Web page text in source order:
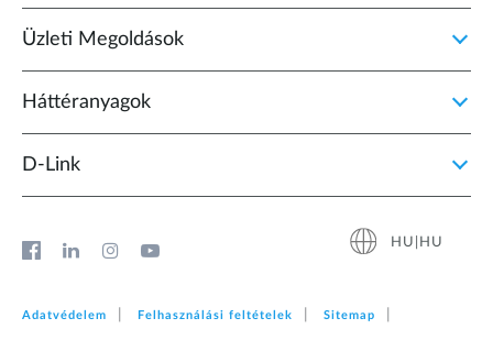
Üzleti Megoldások
Háttéranyagok
D‑Link
HU|HU
Adatvédelem Felhasználási feltételek Sitemap